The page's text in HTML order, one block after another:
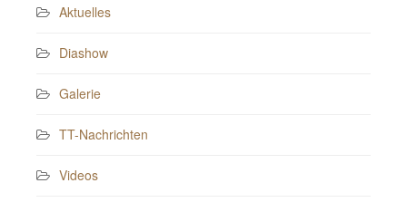
Aktuelles
Diashow
Galerie
TT-Nachrichten
Videos